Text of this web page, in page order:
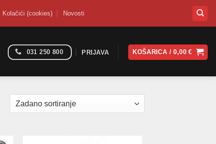
Kolačići (cookies) Novosti
031 250 800 PRIJAVA KOŠARICA /0,00€